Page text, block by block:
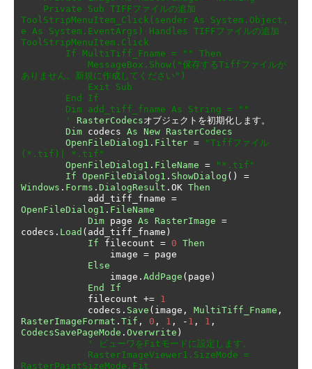
Private Sub TIFFファイルの追加
ToolStripMenuItem_Click(sender As System.Object,
e As System.EventArgs) Handles TIFFファイルの追加
ToolStripMenuItem.Click
If MultiTiff_Fname = "" Then
MessageBox.Show("保存するTiffファイルが
ありません。新規に作成してください")
Exit Sub
End If
Dim add_tiff_fname As String = ""
'
RasterCodecsオブジェクトを初期化します。
Dim codecs As New RasterCodecs
OpenFileDialog1 . Filter =
"Tiffファイル
(*.tif)| *.tif"
OpenFileDialog1 . FileName =
"*.tif"
If OpenFileDialog1 . ShowDialog ()
=
Windows . Forms . DialogResult . OK Then
add_tiff_fname =
OpenFileDialog1 . FileName
Dim page As RasterImage =
codecs . Load ( add_tiff_fname )
If filecount = 0 Then
image = page
Else
image . AddPage ( page )
End
If
filecount += 1
codecs . Save ( image , MultiTiff_Fname ,
RasterImageFormat . Tif , 0 , 1 , - 1 , 1 ,
CodecsSavePageMode . Overwrite )
' ビューワをFitモードに設定します。
RasterImageViewer1.SizeMode =
RasterPaintSizeMode.Fit